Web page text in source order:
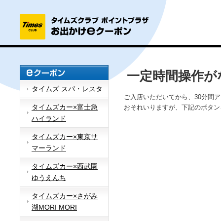
タイムズ スパ・レスタ
タイムズカー×富士急
ハイランド
タイムズカー×東京サ
マーランド
タイムズカー×西武園
ゆうえんち
タイムズカー×さがみ
湖MORI MORI
一定時間操作
ご入店いただいてから、30分間
おそれいりますが、下記のボタ